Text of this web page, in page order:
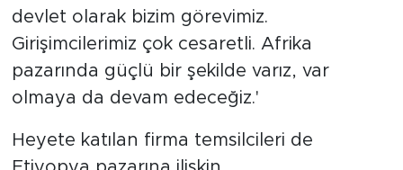
devlet olarak bizim görevimiz.
Girişimcilerimiz çok cesaretli. Afrika
pazarında güçlü bir şekilde varız, var
olmaya da devam edeceğiz.'
Heyete katılan firma temsilcileri de